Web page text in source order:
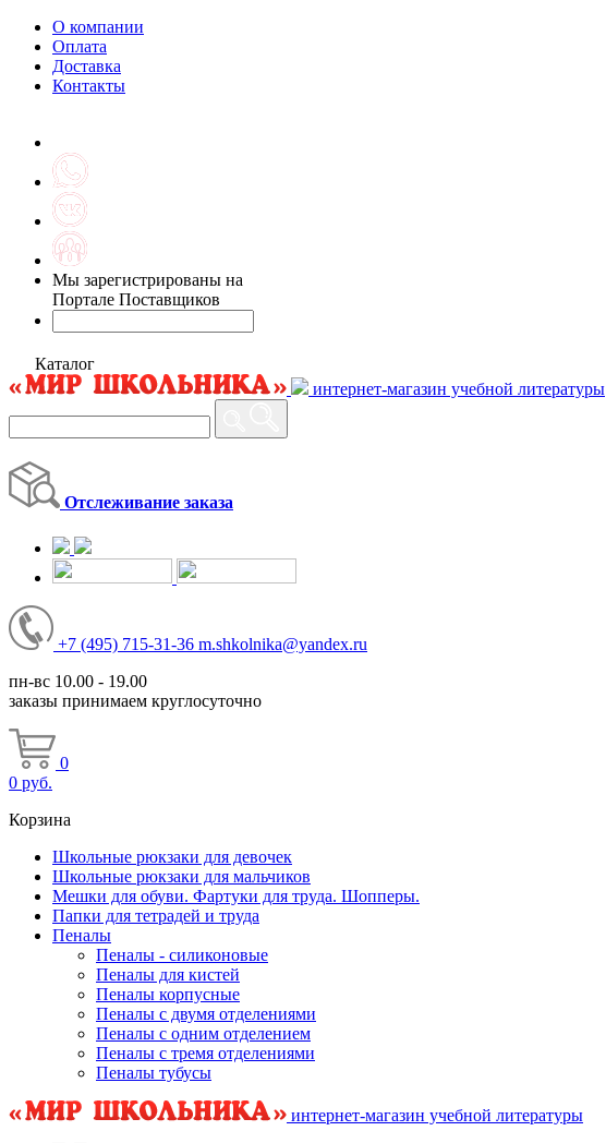
О компании
Оплата
Доставка
Контакты
Мы зарегистрированы на
Портале Поставщиков
Каталог
интернет-магазин учебной литературы
Отслеживание заказа
+7 (495) 715-31-36 m.shkolnika@yandex.ru
пн-вс 10.00 - 19.00
заказы принимаем круглосуточно
0
0 руб.
Корзина
Школьные рюкзаки для девочек
Школьные рюкзаки для мальчиков
Мешки для обуви. Фартуки для труда. Шопперы.
Папки для тетрадей и труда
Пеналы
Пеналы - силиконовые
Пеналы для кистей
Пеналы корпусные
Пеналы с двумя отделениями
Пеналы с одним отделением
Пеналы с тремя отделениями
Пеналы тубусы
интернет-магазин учебной литературы